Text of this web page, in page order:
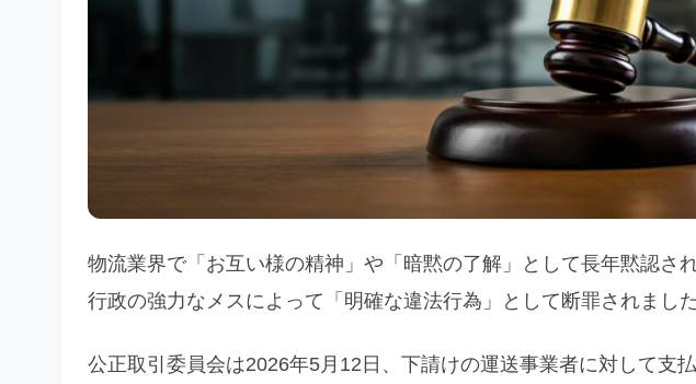
物流業界で「お互い様の精神」や「暗黙の了解」として長年黙認さ
行政の強力なメスによって「明確な違法行為」として断罪されました
公正取引委員会は2026年5月12日、下請けの運送事業者に対して支